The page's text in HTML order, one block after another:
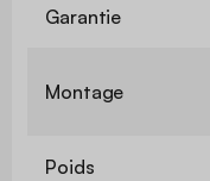
Garantie
Montage
Poids